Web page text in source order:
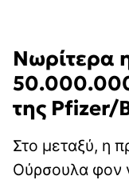
Νωρίτερα
της Pfizer/
Στο μεταξύ, η
Ούρσουλα φον